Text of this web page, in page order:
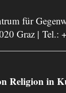
für
Graz | Tel.:
Religion in